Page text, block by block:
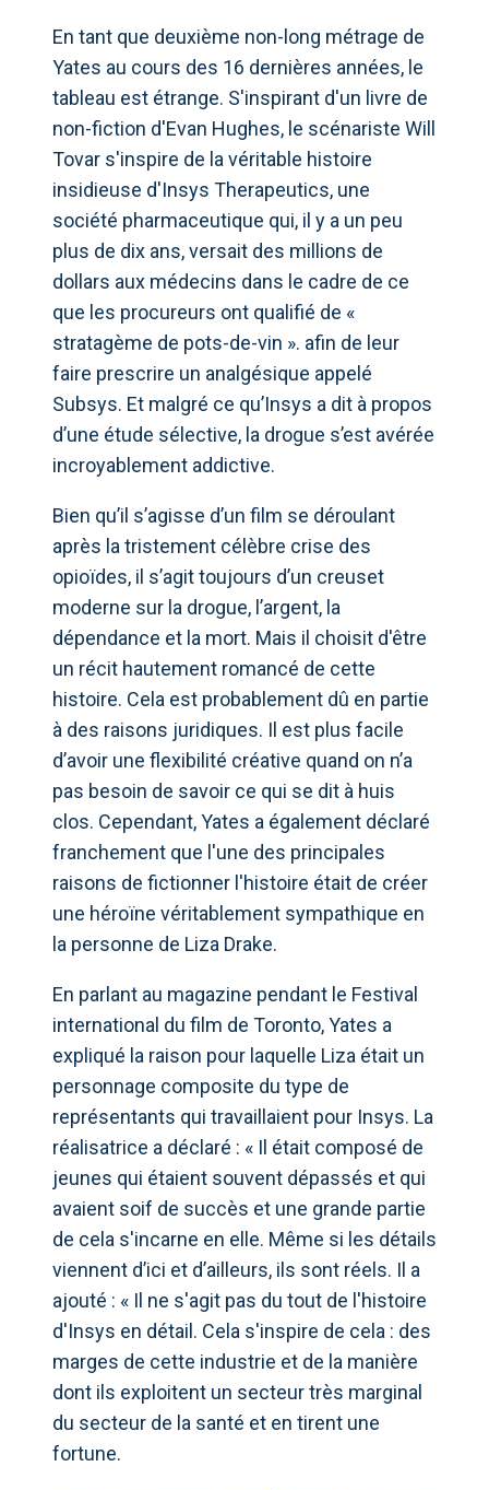
En tant que deuxième non-long métrage de
Yates au cours des 16 dernières années, le
tableau est étrange. S'inspirant d'un livre de
non-fiction d'Evan Hughes, le scénariste Will
Tovar s'inspire de la véritable histoire
insidieuse d'Insys Therapeutics, une
société pharmaceutique qui, il y a un peu
plus de dix ans, versait des millions de
dollars aux médecins dans le cadre de ce
que les procureurs ont qualifié de «
stratagème de pots-de-vin ». afin de leur
faire prescrire un analgésique appelé
Subsys. Et malgré ce qu’Insys a dit à propos
d’une étude sélective, la drogue s’est avérée
incroyablement addictive.
Bien qu’il s’agisse d’un film se déroulant
après la tristement célèbre crise des
opioïdes, il s’agit toujours d’un creuset
moderne sur la drogue, l’argent, la
dépendance et la mort. Mais il choisit d'être
un récit hautement romancé de cette
histoire. Cela est probablement dû en partie
à des raisons juridiques. Il est plus facile
d’avoir une flexibilité créative quand on n’a
pas besoin de savoir ce qui se dit à huis
clos. Cependant, Yates a également déclaré
franchement que l'une des principales
raisons de fictionner l'histoire était de créer
une héroïne véritablement sympathique en
la personne de Liza Drake.
En parlant au magazine pendant le Festival
international du film de Toronto, Yates a
expliqué la raison pour laquelle Liza était un
personnage composite du type de
représentants qui travaillaient pour Insys. La
réalisatrice a déclaré : « Il était composé de
jeunes qui étaient souvent dépassés et qui
avaient soif de succès et une grande partie
de cela s'incarne en elle. Même si les détails
viennent d’ici et d’ailleurs, ils sont réels. Il a
ajouté : « Il ne s'agit pas du tout de l'histoire
d'Insys en détail. Cela s'inspire de cela : des
marges de cette industrie et de la manière
dont ils exploitent un secteur très marginal
du secteur de la santé et en tirent une
fortune.